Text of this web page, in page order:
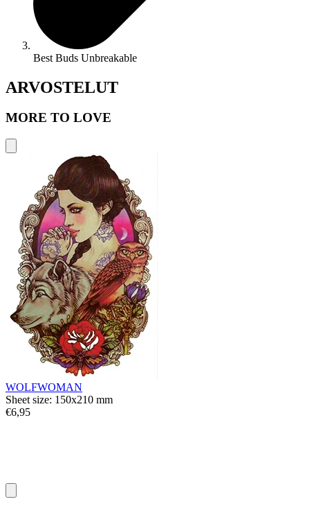
Best Buds Unbreakable
ARVOSTELUT
MORE TO LOVE
WOLFWOMAN
Sheet size: 150x210 mm
€6,95